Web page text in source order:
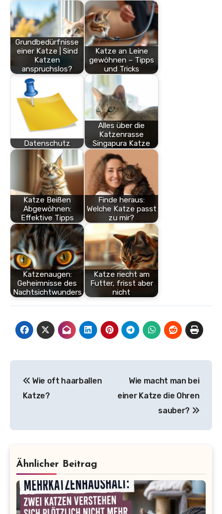
Grundbedürfnisse
einer Katze | Sind
Katzen
anspruchslos?
Katze an Leine
gewöhnen – Tipps
und Tricks
Datenschutz
Alles über die
Katzenrasse
Singapura Katze
Katze Beißen
Abgewöhnen:
Effektive Tipps
Finde heraus:
Welche Katze passt
zu mir?
Katzenaugen:
Geheimnisse des
Nachtsichtwunders
Katze riecht am
Futter, frisst aber
nicht
Wie oft haarballen
Katze?
Wie macht man bei
einer Katze die Ohren
sauber?
Ähnlicher Beitrag